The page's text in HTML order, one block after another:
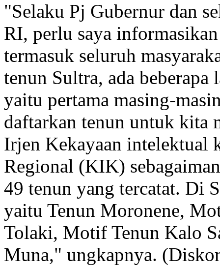
"Selaku Pj Gubernur dan
RI, perlu saya
termasuk seluruh
tenun Sultra, ada
yaitu pertama masing-
daftarkan tenun untuk kita
Irjen Kekayaan intelektual
Regional (KIK)
49 tenun yang tercatat. Di
yaitu Tenun Moronene,
Tolaki, Motif Tenun Kalo
Muna," ungkapnya.